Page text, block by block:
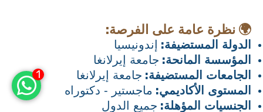
🌍 نظرة عامة على الفرصة:
الدولة المستضيفة:
إندونيسيا
المؤسسة المانحة: جامعة إيرلانغا
الجامعات المستضيفة: جامعة إيرلانغا
المستوى الأكاديمي: ماجستير - دكتوراه
الجنسيات المؤهلة: جميع الدول
1